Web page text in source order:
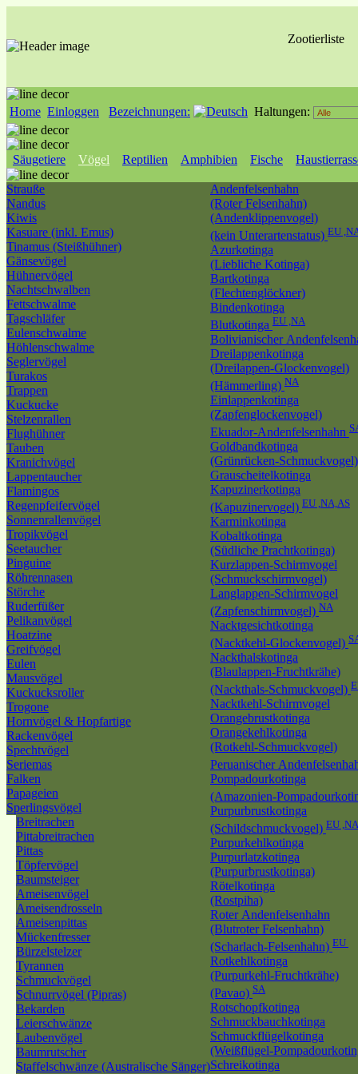
Zootierliste
Home Einloggen Bezeichnungen: Haltungen:
Säugetiere Vögel Reptilien Amphibien Fische
Strauße
Nandus
Kiwis
Kasuare (inkl. Emus)
Tinamus (Steißhühner)
Gänsevögel
Hühnervögel
Nachtschwalben
Fettschwalme
Tagschläfer
Eulenschwalme
Höhlenschwalme
Seglervögel
Turakos
Trappen
Kuckucke
Stelzenrallen
Flughühner
Tauben
Kranichvögel
Lappentaucher
Flamingos
Regenpfeifervögel
Sonnenrallenvögel
Tropikvögel
Seetaucher
Pinguine
Röhrennasen
Störche
Ruderfüßer
Pelikanvögel
Hoatzine
Greifvögel
Eulen
Mausvögel
Kuckucksroller
Trogone
Hornvögel & Hopfartige
Rackenvögel
Spechtvögel
Seriemas
Falken
Papageien
Sperlingsvögel
Breitrachen
Pittabreitrachen
Pittas
Töpfervögel
Baumsteiger
Ameisenvögel
Ameisendrosseln
Ameisenpittas
Mückenfresser
Bürzelstelzer
Tyrannen
Schmuckvögel
Schnurrvögel (Pipras)
Bekarden
Leierschwänze
Laubenvögel
Baumrutscher
Staffelschwänze (Australische Sänger)
Andenfelsenhahn
(Roter Felsenhahn)
(Andenklippenvogel)
(kein Unterartenstatus) EU
Azurkotinga
(Liebliche Kotinga)
Bartkotinga
(Flechtenglöckner)
Bindenkotinga
Blutkotinga EU ,NA
Bolivianischer
Dreilappenkotinga
(Dreilappen-Glockenvogel)
(Hämmerling) NA
Einlappenkotinga
(Zapfenglockenvogel)
Ekuador-Andenfelsenhahn
Goldbandkotinga
(Grünrücken-Schmuckvogel)
Grauscheitelkotinga
Kapuzinerkotinga
(Kapuzinervogel) EU ,NA,AS
Karminkotinga
Kobaltkotinga
(Südliche Prachtkotinga)
Kurzlappen-Schirmvogel
(Schmuckschirmvogel)
Langlappen-Schirmvogel
(Zapfenschirmvogel) NA
Nacktgesichtkotinga
(Nacktkehl-Glockenvogel)
Nackthalskotinga
(Blaulappen-Fruchtkrähe)
(Nackthals-Schmuckvogel)
Nacktkehl-Schirmvogel
Orangebrustkotinga
Orangekehlkotinga
(Rotkehl-Schmuckvogel)
Peruanischer
Pompadourkotinga
(Amazonien-
Purpurbrustkotinga
(Schildschmuckvogel) EU ,NA
Purpurkehlkotinga
Purpurlatzkotinga
(Purpurbrustkotinga)
Rötelkotinga
(Rostpiha)
Roter Andenfelsenhahn
(Blutroter Felsenhahn)
(Scharlach-Felsenhahn) EU
Rotkehlkotinga
(Purpurkehl-Fruchtkrähe)
(Pavao) SA
Rotschopfkotinga
Schmuckbauchkotinga
Schmuckflügelkotinga
(Weißflügel-
Schreikotinga